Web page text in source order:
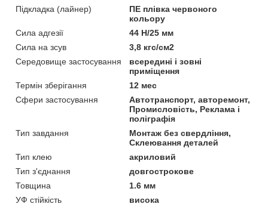
Підкладка (лайнер)
ПЕ плівка червоного
кольору
Сила адгезії
44 Н/25 мм
Сила на зсув
3,8 кгс/см2
Середовище застосування
всередині і зовні
приміщення
Термін зберігання
12 мес
Сфери застосування
Автотранспорт, авторемонт,
Промисловість, Реклама і
поліграфія
Тип завдання
Монтаж без свердління,
Склеювання деталей
Тип клею
акриловий
Тип з'єднання
довгострокове
Товщина
1.6 мм
УФ стійкість
висока